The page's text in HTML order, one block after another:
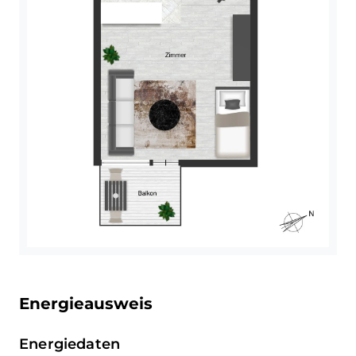
1959 errichteten
Mehrfamilienhauses und ist
bequem über einen
Immobilie überzeugt durch
ihre attraktive Lage, eine
durchdachte Ausstattung und
zahlreiche Modernisierungen.
Die Wohnung wird möbliert
angeboten. Zur Ausstattung
gehören eine gut
Bett, ein Tisch, ein Fernseher
erfolgreich verkaufen oder neu
vermieten?
Sind Sie auf der Suche nach einer
passenden Kapitalanlage oder
benötigen Sie eine fundierte
Marktwerteinschätzung Ihrer
Immobilie als Grundlage für Ihre
weitere Lebensplanung?
Dann freue ich mich auf Ihre
Kontaktaufnahme. Gerne berate ich
Sie persönlich und unverbindlich.
immobilien.de
Meine Kompetenzen. - Ihr Vorteil!
optimaler Anbindung und hoher Wohnqualität
bietet diese Lage beste Voraussetzungen für
modernes Wohnen in Mannheim.
Energieausweis
Energiedaten